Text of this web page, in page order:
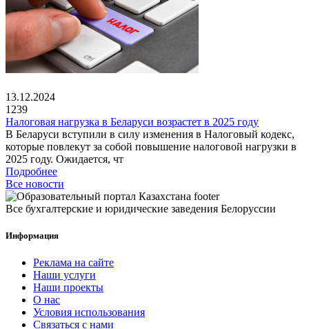
13.12.2024
1239
Налоговая нагрузка в Беларуси возрастет в 2025 году
В Беларуси вступили в силу изменения в Налоговый кодекс,
которые повлекут за собой повышение налоговой нагрузки в
2025 году. Ожидается, чт
Подробнее
Все новости
Все бухгалтерские и юридические заведения Белоруссии
Информация
Реклама на сайте
Наши услуги
Наши проекты
О нас
Условия использования
Связаться с нами